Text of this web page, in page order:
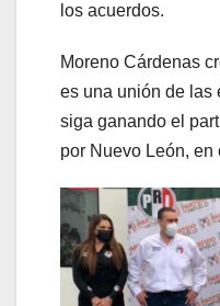
los acuerdos.
Moreno Cárdenas
es una unión de las
siga ganando el
por Nuevo León, en